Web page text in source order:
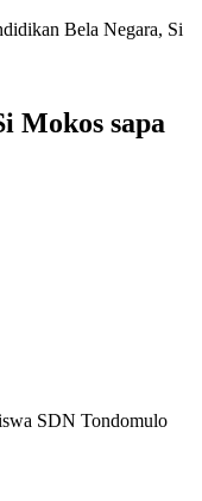
Bela Negara, Si
Mokos sapa
SDN Tondomulo